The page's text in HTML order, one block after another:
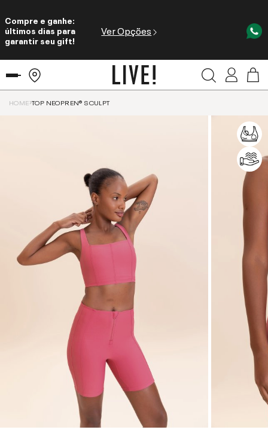
Compre e ganhe:
últimos dias para
garantir seu gift!
Ver Opções
HOME TOP NEOPREN® SCULPT